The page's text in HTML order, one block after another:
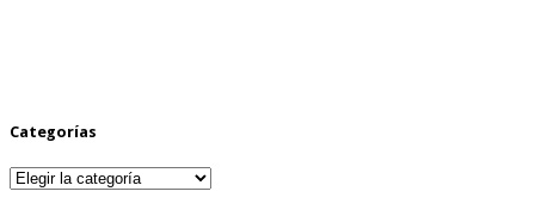
Categorías
Categorías